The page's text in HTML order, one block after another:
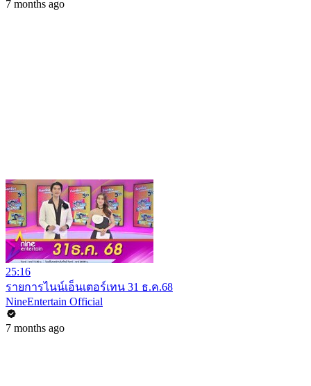
7 months ago
25:16
รายการไนน์เอ็นเตอร์เทน 31 ธ.ค.68
NineEntertain Official
7 months ago